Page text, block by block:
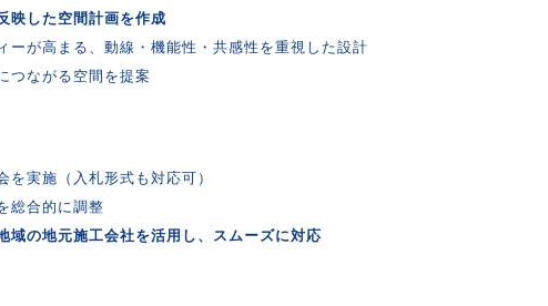
映した空間計画を作成
ーが高まる、動線・機能性・共感性を重視した設計
つながる空間を提案
実施（入札形式も対応可）
総合的に調整
域の地元施工会社を活用し、スムーズに対応